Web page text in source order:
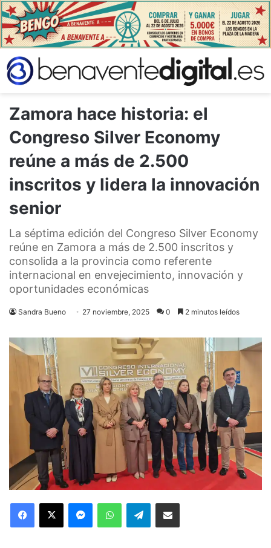
Zamora hace historia: el
Congreso Silver Economy
reúne a más de 2.500
inscritos y lidera la innovación
senior
La séptima edición del Congreso Silver Economy
reúne en Zamora a más de 2.500 inscritos y
consolida a la provincia como referente
internacional en envejecimiento, innovación y
oportunidades económicas
Sandra Bueno 27 noviembre, 2025 0 2 minutos leídos
Facebook
X MessengerWhatsAppTelegramCompartir via Email